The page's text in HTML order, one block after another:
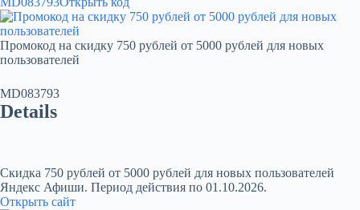
Промокод на скидку 750 рублей от 5000 рублей для новых
пользователей
MD083793
Details
Скидка 750 рублей от 5000 рублей для новых пользователей
Яндекс Афиши. Период действия по 01.10.2026.
Открыть сайт